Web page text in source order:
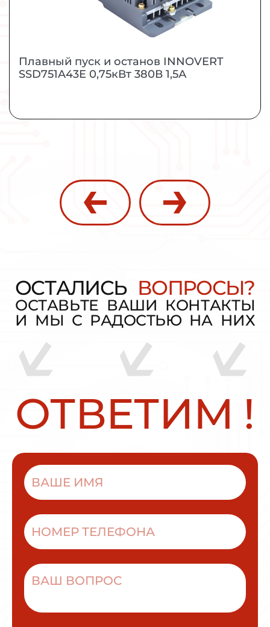
Плавный пуск и останов INNOVERT
SSD751A43E 0,75кВт 380В 1,5А
ЗАКАЗАТЬ ПОДРОБНЕЕ
ОСТАЛИСЬ ВОПРОСЫ?
ОСТАВЬТЕ ВАШИ КОНТАКТЫ
И МЫ С РАДОСТЬЮ НА НИХ
ОТВЕТИМ !